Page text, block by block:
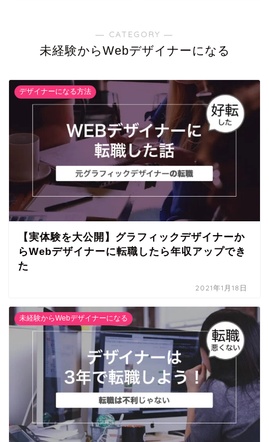
― CATEGORY ―
未経験からWebデザイナーになる
デザイナーになる方法
【実体験を大公開】グラフィックデザイナーか
らWebデザイナーに転職したら年収アップでき
た
2021年1月18日
未経験からWebデザイナーになる